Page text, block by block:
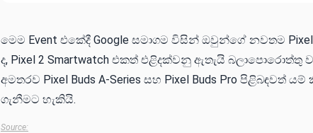
මෙම Event එකේදී Google සමාගම විසින් ඔවුන්ගේ නවතම Pixel
ද, Pixel 2 Smartwatch එකත් එළිදක්වනු ඇතැයි
අමතරව Pixel Buds A-Series සහ Pixel Buds Pro පිළිබඳවත්
ගැනීමට හැකියි.
Source: